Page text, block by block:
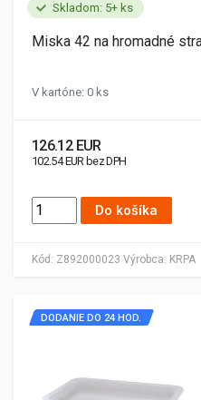
Skladom: 5+ ks
Kód: Z892000023 Výrobca: KRPA
Miska 42 na hromadné
V kartóne: 0 ks
126.12 EUR
102.54 EUR bez DPH
Do košíka
DODANIE DO 24 HOD.